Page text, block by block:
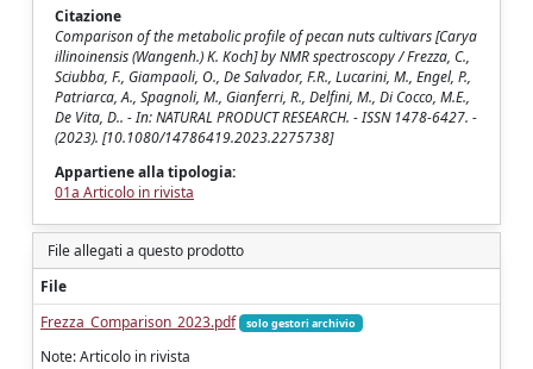
Citazione
Comparison of the metabolic profile of pecan nuts cultivars [Carya
illinoinensis (Wangenh.) K. Koch] by NMR spectroscopy / Frezza, C.,
Sciubba, F., Giampaoli, O., De Salvador, F.R., Lucarini, M., Engel, P.,
Patriarca, A., Spagnoli, M., Gianferri, R., Delfini, M., Di Cocco, M.E.,
De Vita, D.. - In: NATURAL PRODUCT RESEARCH. - ISSN 1478-6427. -
(2023). [10.1080/14786419.2023.2275738]
Appartiene alla tipologia:
01a Articolo in rivista
File allegati a questo prodotto
File
Frezza_Comparison_2023.pdf
solo gestori archivio
Note: Articolo in rivista